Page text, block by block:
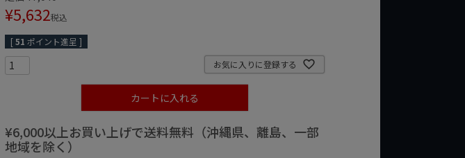
¥5,632税込
[51 ポイント進呈 ]
お気に入りに登録する
カートに入れる
¥6,000以上お買い上げで送料無料（沖縄県、離島、一部
地域を除く）